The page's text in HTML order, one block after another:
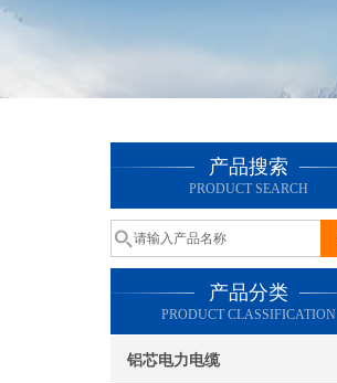
产品搜索
PRODUCT SEARCH
产品分类
PRODUCT CLASSIFICATION
铝芯电力电缆